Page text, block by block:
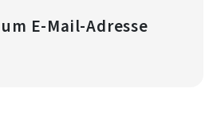
E-Mail-Adresse